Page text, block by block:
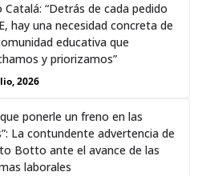
Catalá: “Detrás de cada pedido
hay una necesidad concreta de
educativa que
y priorizamos”
2026
ponerle un freno en las
La contundente advertencia de
Botto ante el avance de las
laborales